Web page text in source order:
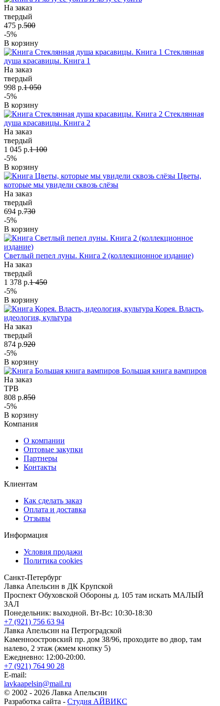
На заказ
твердый
475 р.500
-5%
В корзину
Стеклянная
душа красавицы. Книга 1
На заказ
твердый
998 р.1 050
-5%
В корзину
Стеклянная
душа красавицы. Книга 2
На заказ
твердый
1 045 р.1 100
-5%
В корзину
Цветы,
которые мы увидели сквозь слёзы
На заказ
твердый
694 р.730
-5%
В корзину
Светлый пепел луны. Книга 2 (коллекционное издание)
На заказ
твердый
1 378 р.1 450
-5%
В корзину
Корея. Власть,
идеология, культура
На заказ
твердый
874 р.920
-5%
В корзину
Большая книга вампиров
На заказ
TPB
808 р.850
-5%
В корзину
Компания
О компании
Оптовые закупки
Партнеры
Контакты
Клиентам
Как сделать заказ
Оплата и доставка
Отзывы
Информация
Условия продажи
Политика cookies
Санкт-Петербург
Лавка Апельсин в ДК Крупской
Проспект Обуховской Обороны д. 105 там искать МАЛЫЙ
ЗАЛ
Понедельник: выходной. Вт-Вс: 10:30-18:30
+7 (921) 756 63 94
Лавка Апельсин на Петроградской
Каменноостровский пр. дом 38/96, проходите во двор, там
налево, 2 этаж (жмем кнопку 5)
Ежедневно: 12:00-20:00.
+7 (921) 764 90 28
E-mail:
lavkaapelsin@mail.ru
© 2002 - 2026 Лавка Апельсин
Разработка сайта - Студия АЙВИКС